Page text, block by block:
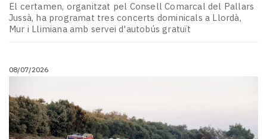
El certamen, organitzat pel Consell Comarcal del Pallars
Jussà, ha programat tres concerts dominicals a Llordà,
Mur i Llimiana amb servei d'autobús gratuït
08/07/2026